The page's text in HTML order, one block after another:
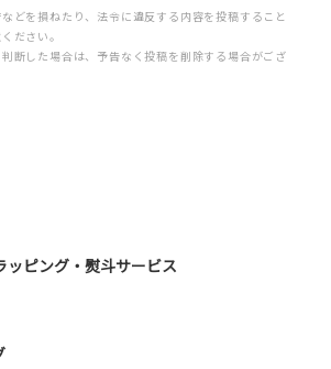
どを損ねたり、法令に違反する内容を投稿すること
ださい。
断した場合は、予告なく投稿を削除する場合がござ
ッピング・熨斗サービス